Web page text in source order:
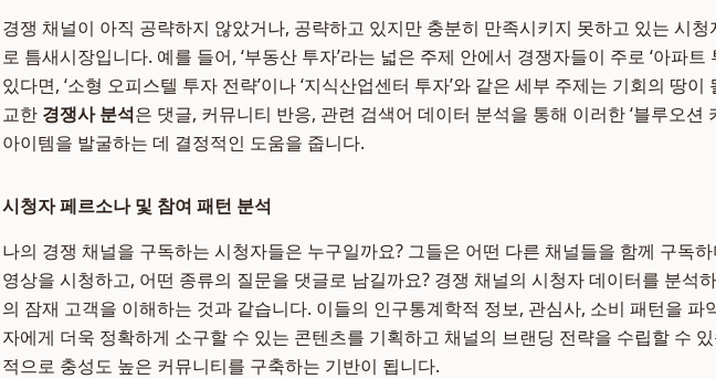
경쟁 채널이 아직 공략하지 않았거나, 공략하고 있지만 충분히 만족시키지 못하고 있는 시
로 틈새시장입니다. 예를 들어, ‘부동산 투자’라는 넓은 주제 안에서 경쟁자들이 주로 ‘아파트
있다면, ‘소형 오피스텔 투자 전략’이나 ‘지식산업센터 투자’와 같은 세부 주제는 기회의 땅이
교한 경쟁사 분석은 댓글, 커뮤니티 반응, 관련 검색어 데이터 분석을 통해 이러한 ‘블루오션
아이템을 발굴하는 데 결정적인 도움을 줍니다.
시청자 페르소나 및 참여 패턴 분석
나의 경쟁 채널을 구독하는 시청자들은 누구일까요? 그들은 어떤 다른 채널들을 함께 구독
영상을 시청하고, 어떤 종류의 질문을 댓글로 남길까요? 경쟁 채널의 시청자 데이터를 분석
의 잠재 고객을 이해하는 것과 같습니다. 이들의 인구통계학적 정보, 관심사, 소비 패턴을 파
자에게 더욱 정확하게 소구할 수 있는 콘텐츠를 기획하고 채널의 브랜딩 전략을 수립할 수
적으로 충성도 높은 커뮤니티를 구축하는 기반이 됩니다.